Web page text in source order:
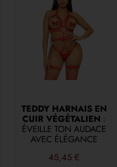
TEDDY HARNAIS EN
CUIR VÉGÉTALIEN :
ÉVEILLE TON AUDACE
AVEC ÉLÉGANCE
45,45 €